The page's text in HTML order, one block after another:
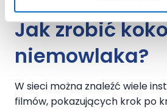
Jak zrobić
niemowlaka?
W sieci można znaleźć wiele
filmów, pokazujących krok po